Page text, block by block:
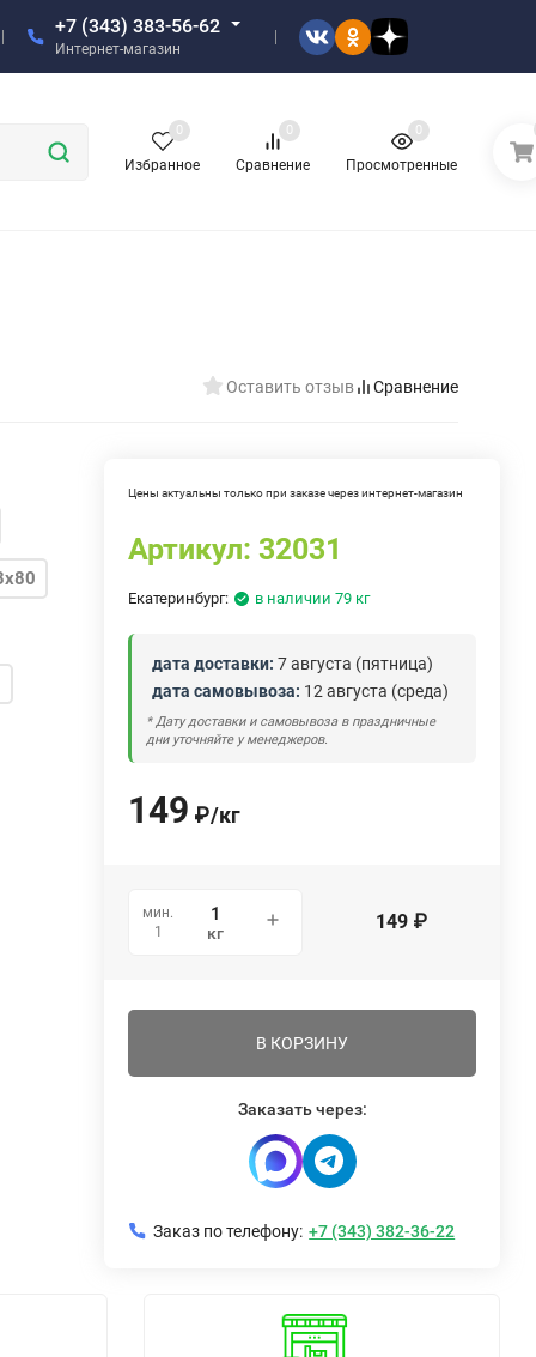
+7 (343) 383-56-62
Интернет-магазин
Избранное
0
Сравнение
0
Просмотренные
0
Оставить отзыв Сравнение
Цены актуальны только при заказе через интернет-магазин
Артикул:32031
Екатеринбург: в наличии 79 кг
дата доставки: 7 августа (пятница)
дата самовывоза: 12 августа (среда)
* Дату доставки и самовывоза в праздничные
дни уточняйте у менеджеров.
149 ₽/кг
мин.
1
кг 149 ₽
В КОРЗИНУ
Заказать через:
Заказ по телефону: +7 (343) 382-36-22